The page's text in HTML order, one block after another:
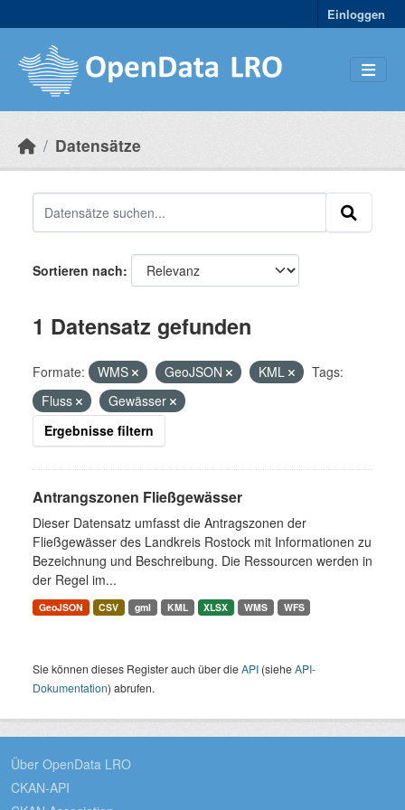
Einloggen
Datensätze
Sortieren nach
1 Datensatz gefunden
Formate: WMS GeoJSON KML
Tags:
Fluss
Gewässer
Ergebnisse filtern
Antrangszonen Fließgewässer
Dieser Datensatz umfasst die Antragszonen der
Fließgewässer des Landkreis Rostock mit Informationen zu
Bezeichnung und Beschreibung. Die Ressourcen werden in
der Regel im...
GeoJSON CSV gml KML XLSX WMS WFS
Sie können dieses Register auch über dieAPI (sieheAPI-
Dokumentation) abrufen.
Über OpenData LRO
CKAN-API